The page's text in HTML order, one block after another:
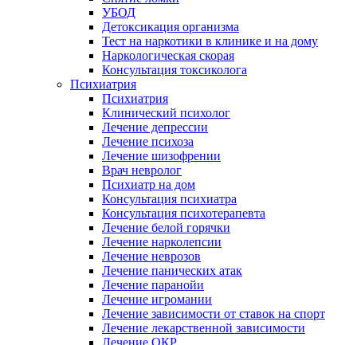
УБОД
Детоксикация организма
Тест на наркотики в клинике и на дому
Наркологическая скорая
Консультация токсиколога
Психиатрия
Психиатрия
Клинический психолог
Лечение депрессии
Лечение психоза
Лечение шизофрении
Врач невролог
Психиатр на дом
Консультация психиатра
Консультация психотерапевта
Лечение белой горячки
Лечение нарколепсии
Лечение неврозов
Лечение панических атак
Лечение паранойи
Лечение игромании
Лечение зависимости от ставок на спорт
Лечение лекарственной зависимости
Лечение ОКР